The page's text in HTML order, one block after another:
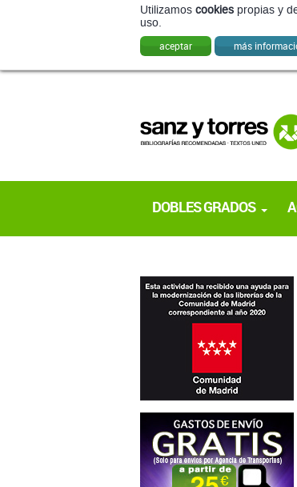
Utilizamos cookies propias y
uso.
aceptar más
DOBLES GRADOS